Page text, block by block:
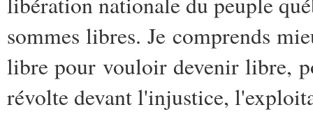
sommes libres. Je comprends
libre pour vouloir devenir libre,
révolte devant l'injustice,